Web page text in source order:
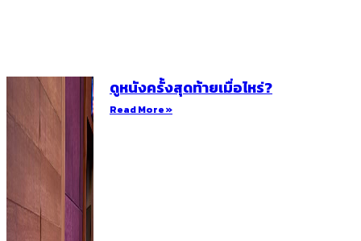
ดูหนังครั้งสุดท้ายเมื่อไหร่?
Read More »